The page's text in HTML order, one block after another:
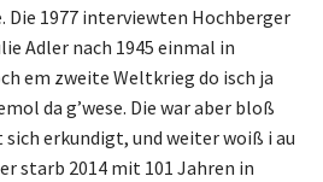
Die 1977 interviewten Hochberger
Adler nach 1945 einmal in
em zweite Weltkrieg do isch ja
da g’wese. Die war aber bloß
sich erkundigt, und weiter woiß i au
starb 2014 mit 101 Jahren in